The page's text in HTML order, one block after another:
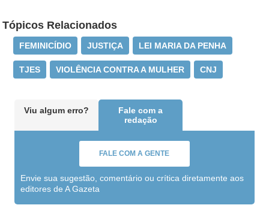
Tópicos Relacionados
FEMINICÍDIO JUSTIÇA LEI MARIA DA PENHA
TJES VIOLÊNCIA CONTRA A MULHER CNJ
Viu algum erro?
Fale com a
redação
FALE COM A GENTE
Envie sua sugestão, comentário ou crítica diretamente aos
editores de A Gazeta